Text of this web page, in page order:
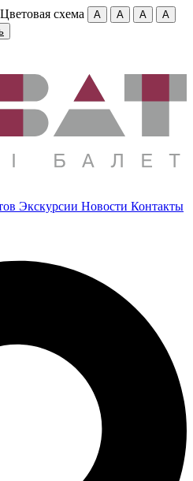
Цветовая схема A A A
A
Экскурсии Новости Контакты